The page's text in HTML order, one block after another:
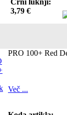
Črni luknji:
3,79 €
PRO 100+ Red
Več ...